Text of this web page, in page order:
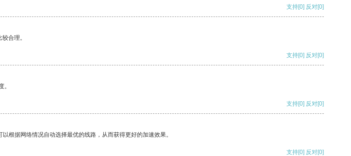
支持[0] 反对[0]
合理。
支持[0] 反对[0]
。
支持[0] 反对[0]
根据网络情况自动选择最优的线路，从而获得更好的加速效果。
支持[0] 反对[0]